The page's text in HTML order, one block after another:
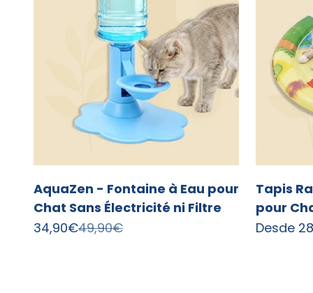
AquaZen - Fontaine à Eau pour
Chat Sans Électricité ni Filtre
Precio de oferta
34,90€Precio normal
49,90€
Tapis
pour
Precio
Desde